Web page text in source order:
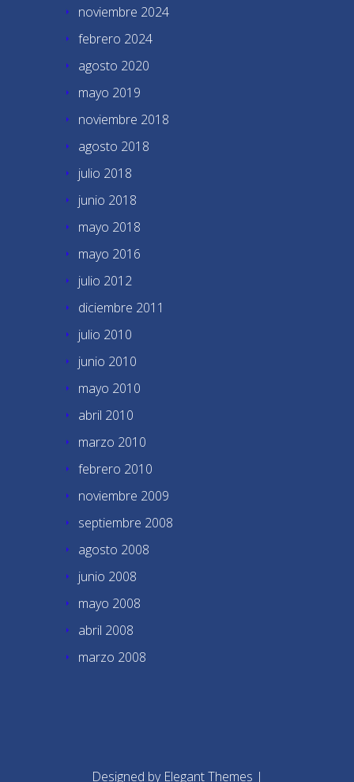
noviembre 2024
febrero 2024
agosto 2020
mayo 2019
noviembre 2018
agosto 2018
julio 2018
junio 2018
mayo 2018
mayo 2016
julio 2012
diciembre 2011
julio 2010
junio 2010
mayo 2010
abril 2010
marzo 2010
febrero 2010
noviembre 2009
septiembre 2008
agosto 2008
junio 2008
mayo 2008
abril 2008
marzo 2008
Designed by Elegant Themes |